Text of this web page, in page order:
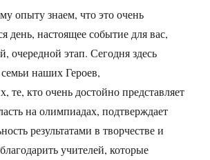
опыту знаем, что это очень
день, настоящее событие для вас,
очередной этап. Сегодня здесь
наших Героев,
те, кто очень достойно представляет
на олимпиадах, подтверждает
результатами в творчестве и
учителей, которые